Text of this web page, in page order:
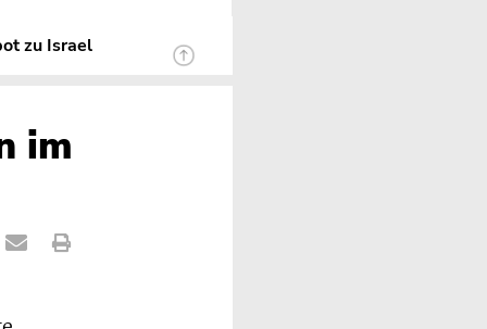
zu Israel
im